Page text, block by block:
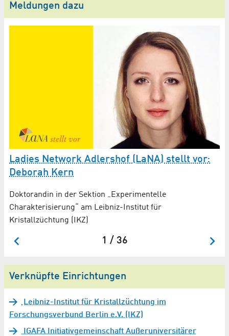
Meldungen dazu
Ladies Network Adlershof (LaNA) stellt vor:
Deborah Kern
Doktorandin in der Sektion „Experimentelle
Charakterisierung“ am Leibniz-Institut für
Kristallzüchtung (IKZ)
1 / 36
Verknüpfte Einrichtungen
Leibniz-Institut für Kristallzüchtung im
Forschungsverbund Berlin e.V. (IKZ)
IGAFA Initiativgemeinschaft Außeruniversitärer